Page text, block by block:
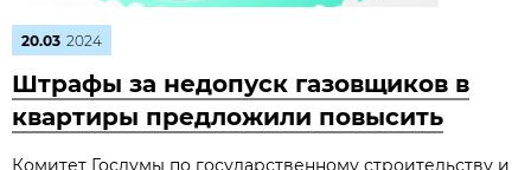
20.03 2024
Штрафы за недопуск газовщиков в
квартиры предложили повысить
Комитет Госдумы по государственному строительству и